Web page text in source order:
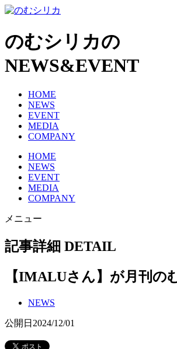
のむシリカの
NEWS&EVENT
HOME
NEWS
EVENT
MEDIA
COMPANY
HOME
NEWS
EVENT
MEDIA
COMPANY
メニュー
記事詳細 DETAIL
【IMALUさん】が月刊の
NEWS
公開日 2024/12/01